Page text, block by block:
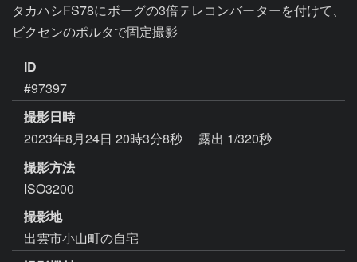
タカハシFS78にボーグの3倍テレコンバーターを付けて、
ビクセンのポルタで固定撮影
ID
#97397
撮影日時
2023年8月24日 20時3分8秒
露出 1/320秒
撮影方法
ISO3200
撮影地
出雲市小山町の自宅